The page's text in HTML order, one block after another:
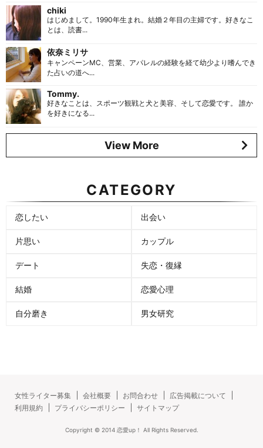
chiki
はじめまして。1990年生まれ。結婚２年目の主婦です。好きなこ
とは、読書...
依奈ミリサ
キャンペーンMC、営業、アパレルの経験を経て幼少より嗜んでき
た占いの道へ...
Tommy.
好きなことは、スポーツ観戦と犬と美容、そして恋愛です。 誰か
を好きになる...
View More
CATEGORY
恋したい 出会い
片思い カップル
デート 失恋・復縁
結婚 恋愛心理
自分磨き 男女研究
女性ライター募集 会社概要 お問合わせ
広告掲載について
利用規約
プライバシーポリシー サイトマップ
Copyright © 2014 恋愛up！ All Rights Reserved.